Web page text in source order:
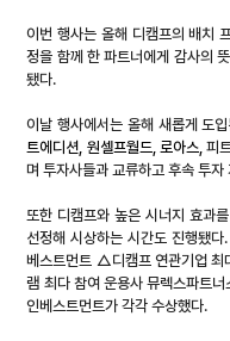
이번 행사는 올해 디캠프의 배치
정을 함께 한 파트너에게 감사의
됐다.
이날 행사에서는 올해 새롭게 도
트에디션, 원셀프월드, 로아스, 피
며 투자사들과 교류하고 후속 투자
또한 디캠프와 높은 시너지 효과
선정해 시상하는 시간도 진행됐
베스트먼트 △디캠프 연관기업 최
램 최다 참여 운용사 뮤렉스파트
인베스트먼트가 각각 수상했다.